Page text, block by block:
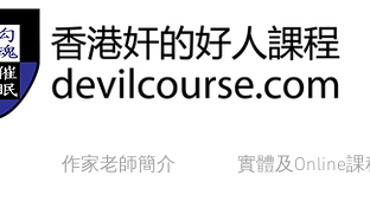
作家老師簡介 實體及Online課